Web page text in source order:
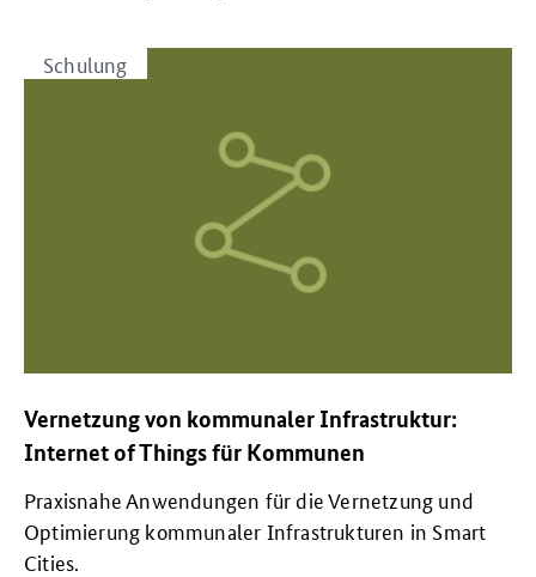
Schulung
Vernetzung von kommunaler Infrastruktur:
Internet of Things für Kommunen
Praxisnahe Anwendungen für die Vernetzung und
Optimierung kommunaler Infrastrukturen in Smart
Cities.